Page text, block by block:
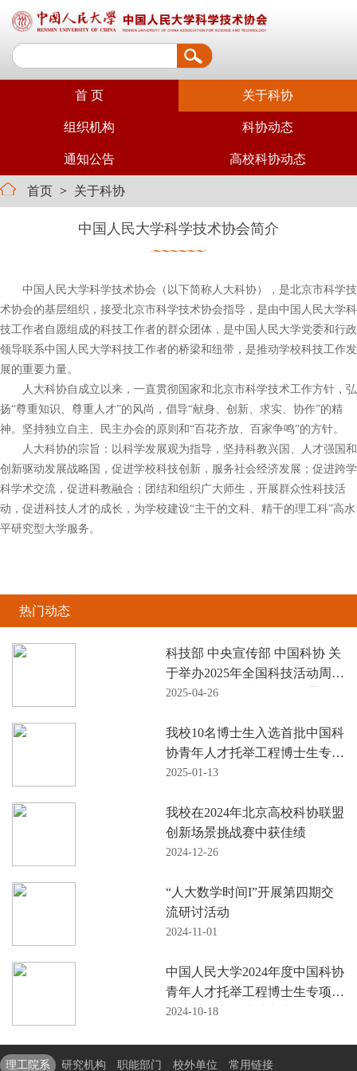
首 页 关于科协
组织机构 科协动态
通知公告 高校科协动态
首页 > 关于科协
中国人民大学科学技术协会简介
中国人民大学科学技术协会（以下简称人大科协），是北京市科学技
术协会的基层组织，接受北京市科学技术协会指导，是由中国人民大学科
技工作者自愿组成的科技工作者的群众团体，是中国人民大学党委和行政
领导联系中国人民大学科技工作者的桥梁和纽带，是推动学校科技工作发
展的重要力量。
人大科协自成立以来，一直贯彻国家和北京市科学技术工作方针，弘
扬“尊重知识、尊重人才”的风尚，倡导“献身、创新、求实、协作”的精
神。坚持独立自主、民主办会的原则和“百花齐放、百家争鸣”的方针。
人大科协的宗旨：以科学发展观为指导，坚持科教兴国、人才强国和
创新驱动发展战略国，促进学校科技创新，服务社会经济发展；促进跨学
科学术交流，促进科教融合；团结和组织广大师生，开展群众性科技活
动，促进科技人才的成长，为学校建设“主干的文科、精干的理工科”高水
平研究型大学服务。
热门动态
科技部 中央宣传部 中国科协 关
于举办2025年全国科技活动周和
全国科技工作者日活动的通知
2025-04-26
我校10名博士生入选首批中国科
协青年人才托举工程博士生专项
计划
2025-01-13
我校在2024年北京高校科协联盟
创新场景挑战赛中获佳绩
2024-12-26
“人大数学时间I”开展第四期交
流研讨活动
2024-11-01
中国人民大学2024年度中国科协
青年人才托举工程博士生专项计
划答辩评审会成功举办
2024-10-18
理工院系 研究机构 职能部门 校外单位 常用链接